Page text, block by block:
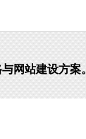
网站建设方案。